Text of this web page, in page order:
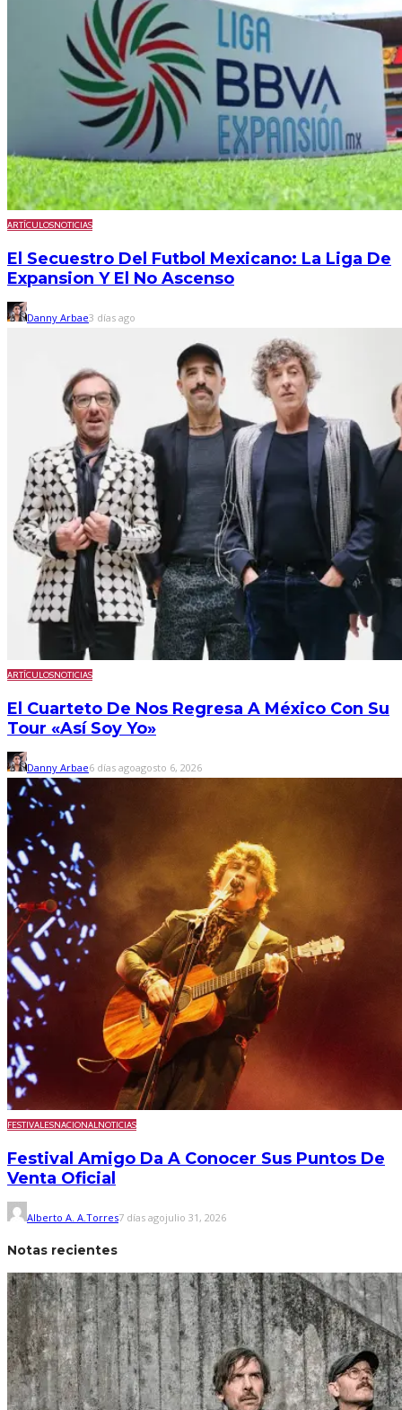
ARTÍCULOSNOTICIAS
El Secuestro Del Futbol Mexicano: La Liga De
Expansion Y El No Ascenso
Danny Arbae3 días ago
ARTÍCULOSNOTICIAS
El Cuarteto De Nos Regresa A México Con Su
Tour «Así Soy Yo»
Danny Arbae6 días agoagosto 6, 2026
FESTIVALESNACIONALNOTICIAS
Festival Amigo Da A Conocer Sus Puntos De
Venta Oficial
Alberto A. A.Torres7 días agojulio 31, 2026
Notas recientes